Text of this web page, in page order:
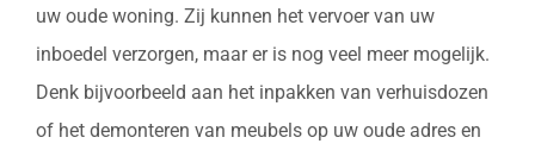
uw oude woning. Zij kunnen het vervoer van uw
inboedel verzorgen, maar er is nog veel meer mogelijk.
Denk bijvoorbeeld aan het inpakken van verhuisdozen
of het demonteren van meubels op uw oude adres en